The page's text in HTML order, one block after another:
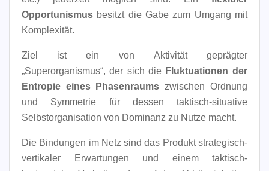
Opportunismus besitzt die Gabe zum Umgang mit
Komplexität.
Ziel ist ein von Aktivität geprägter
„Superorganismus“, der sich die Fluktuationen der
Entropie eines Phasenraums zwischen Ordnung
und Symmetrie für dessen taktisch-situative
Selbstorganisation von Dominanz zu Nutze macht.
Die Bindungen im Netz sind das Produkt strategisch-
vertikaler Erwartungen und einem taktisch-